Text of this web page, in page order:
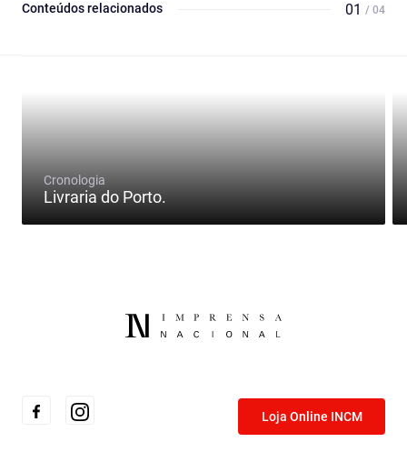
Conteúdos relacionados 01 / 04
Cronologia
Livraria do Porto.
Loja Online INCM